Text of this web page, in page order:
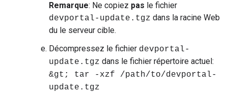
Remarque: Ne copiez pas le fichier
devportal-update.tgz dans la racine Web
du le serveur cible.
Décompressez le fichier devportal-
update.tgz dans le fichier répertoire actuel:
&gt; tar -xzf /path/to/devportal-
update.tgz